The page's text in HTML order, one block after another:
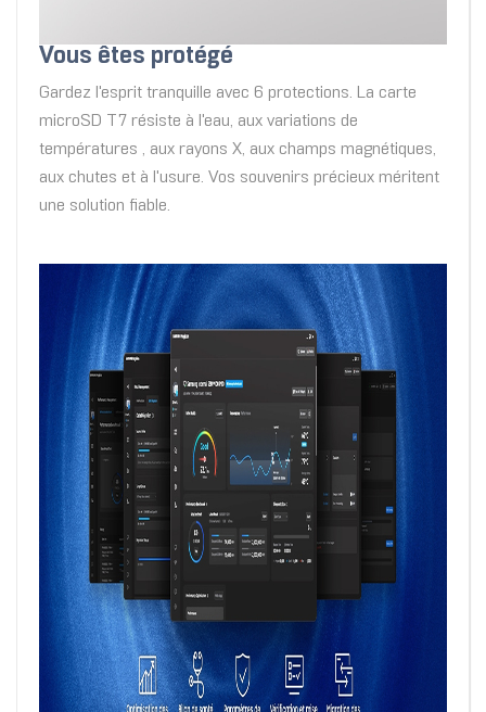
Vous êtes protégé
Gardez l'esprit tranquille avec 6 protections. La carte
microSD T7 résiste à l'eau, aux variations de
températures , aux rayons X, aux champs magnétiques,
aux chutes et à l'usure. Vos souvenirs précieux méritent
une solution fiable.